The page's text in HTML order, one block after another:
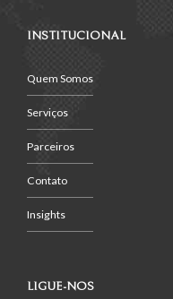
INSTITUCIONAL
Quem Somos
Serviços
Parceiros
Contato
Insights
LIGUE-NOS